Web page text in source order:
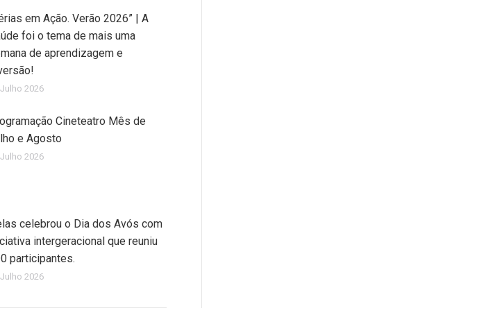
em Ação. Verão 2026” | A
foi o tema de mais uma
de aprendizagem e
2026
Cineteatro Mês de
e Agosto
2026
celebrou o Dia dos Avós com
intergeracional que reuniu
participantes.
2026